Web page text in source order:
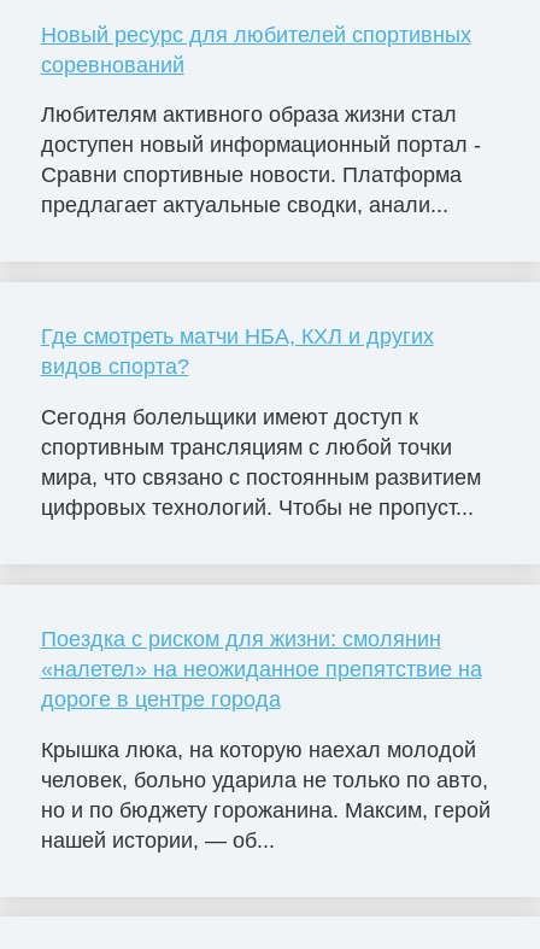
Новый ресурс для любителей спортивных
соревнований
Любителям активного образа жизни стал
доступен новый информационный портал -
Сравни спортивные новости. Платформа
предлагает актуальные сводки, анали...
Где смотреть матчи НБА, КХЛ и других
видов спорта?
Сегодня болельщики имеют доступ к
спортивным трансляциям с любой точки
мира, что связано с постоянным развитием
цифровых технологий. Чтобы не пропуст...
Поездка с риском для жизни: смолянин
«налетел» на неожиданное препятствие на
дороге в центре города
Крышка люка, на которую наехал молодой
человек, больно ударила не только по авто,
но и по бюджету горожанина. Максим, герой
нашей истории, — об...